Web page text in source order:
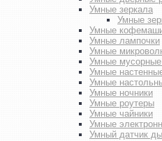
Умные зеркала
Умные
Умные
Умные лампочки
Умные
Умные
Умные
Умные
Умные ночники
Умные роутеры
Умные чайники
Умные
Умный датчик